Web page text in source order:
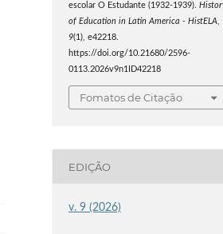
escolar O Estudante (1932-1939).
of Education in Latin America - HistELA
9(1), e42218.
https://doi.org/10.21680/2596-
0113.2026v9n1ID42218
Fomatos de Citação
EDIÇÃO
v. 9 (2026)